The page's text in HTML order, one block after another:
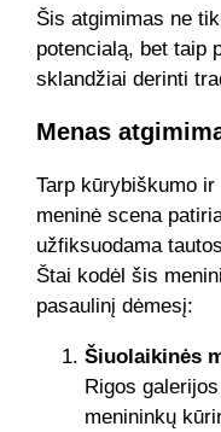
Šis atgimimas ne
potencialą, bet taip
sklandžiai derinti
Menas
Tarp kūrybiškumo
meninė scena
užfiksuodama
Štai kodėl šis
pasaulinį dėmesį:
Šiuolaikinės
Rigos
menininkų